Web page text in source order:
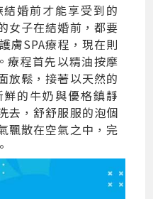
婚前才能享受到的
女子在結婚前，都要
膚SPA療程，現在則
療程首先以精油按摩
放鬆，接著以天然的
的牛奶與優格鎮靜
去，舒舒服服的泡個
飄散在空氣之中，完